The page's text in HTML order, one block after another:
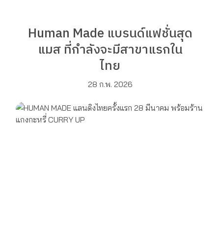
Human Made แบรนด์แฟชั่นสุด
แมส ที่กำลังจะมีสาขาแรกใน
ไทย
28 ก.พ. 2026